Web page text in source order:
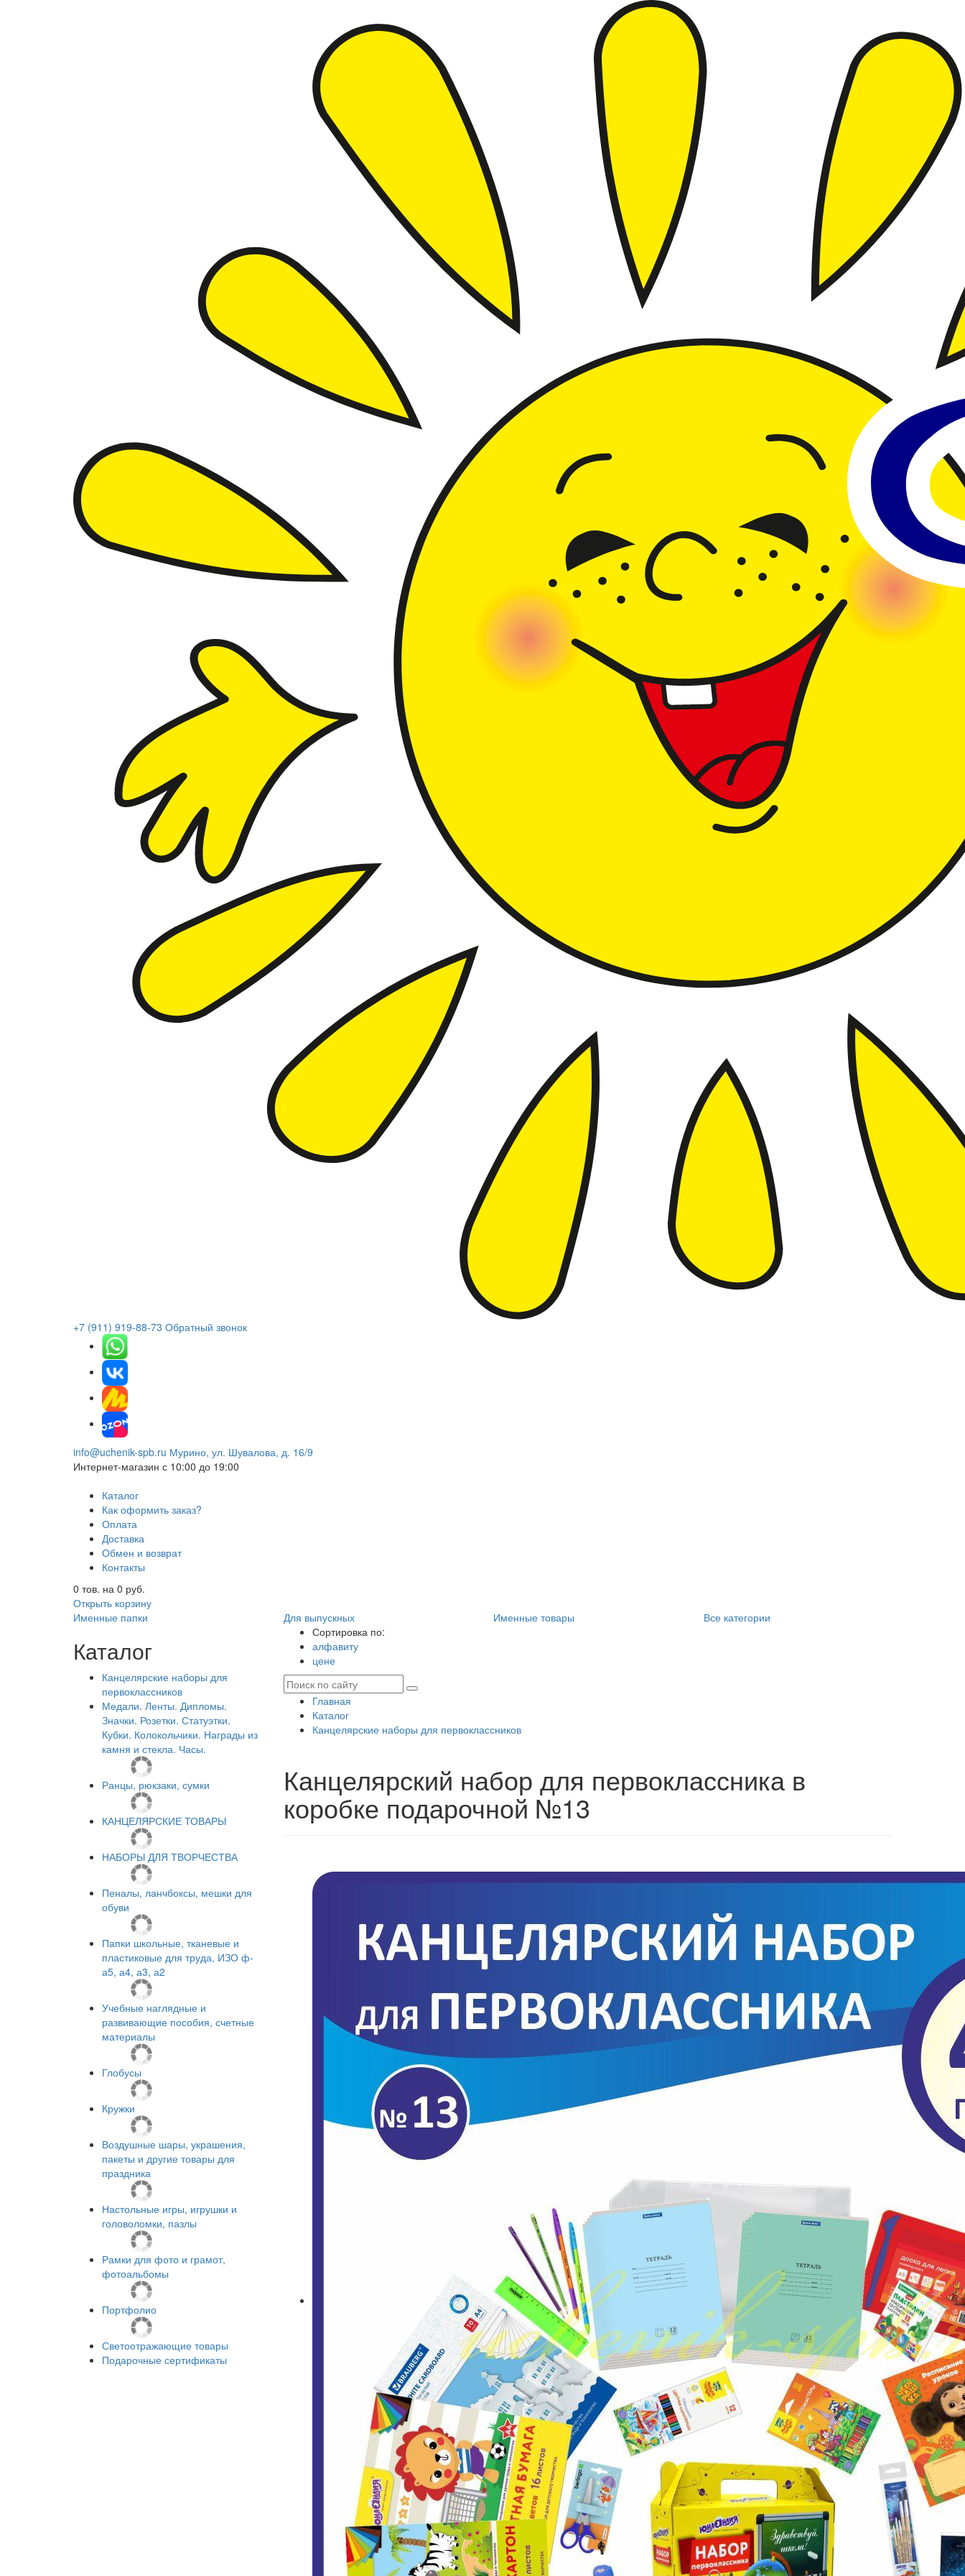
+7 (911) 919-88-73 Обратный звонок
info@uchenik-spb.ru Мурино, ул. Шувалова, д. 16/9
Интернет-магазин с 10:00 до 19:00
Каталог
Как оформить заказ?
Оплата
Доставка
Обмен и возврат
Контакты
0 тов. на 0 руб.
Открыть корзину
Именные папки
Для выпускных Именные товары Все категории
Каталог
Канцелярские наборы для
первоклассников
Медали. Ленты. Дипломы.
Значки. Розетки. Статуэтки.
Кубки. Колокольчики. Награды из
камня и стекла. Часы.
Ранцы, рюкзаки, сумки
КАНЦЕЛЯРСКИЕ ТОВАРЫ
НАБОРЫ ДЛЯ ТВОРЧЕСТВА
Пеналы, ланчбоксы, мешки для
обуви
Папки школьные, тканевые и
пластиковые для труда, ИЗО ф-
а5, а4, а3, а2
Учебные наглядные и
развивающие пособия, счетные
материалы
Глобусы
Кружки
Воздушные шары, украшения,
пакеты и другие товары для
праздника
Настольные игры, игрушки и
головоломки, пазлы
Рамки для фото и грамот,
фотоальбомы
Портфолио
Светоотражающие товары
Подарочные сертификаты
Сортировка по:
алфавиту
цене
Главная
Каталог
Канцелярские наборы для первоклассников
Канцелярский набор для первоклассника в
коробке подарочной №13